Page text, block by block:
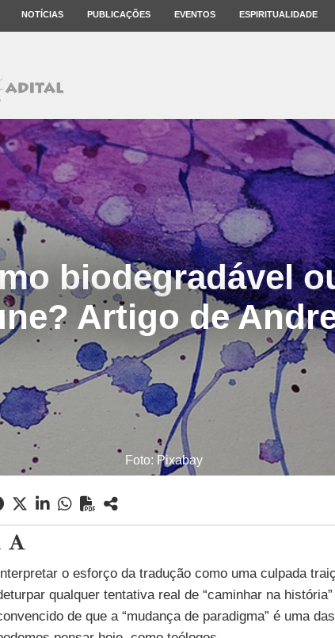
NOTÍCIAS PUBLICAÇÕES EVENTOS ESPIRITUALIDADE
biodegradável
Artigo de
Foto: Pixabay
o esforço da tradução como uma culpada
qualquer tentativa real de “caminhar na
de que a “mudança de paradigma” é uma